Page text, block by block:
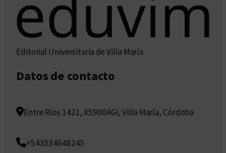
Editorial Universitaria de Villa María
Datos de contacto
Entre Ríos 1421, X5900AGI, Villa María, Córdoba
+543534648245